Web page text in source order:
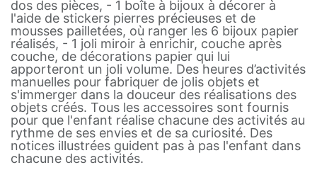
dos des pièces, - 1 boîte à bijoux à décorer à
l'aide de stickers pierres précieuses et de
mousses pailletées, où ranger les 6 bijoux papier
réalisés, - 1 joli miroir à enrichir, couche après
couche, de décorations papier qui lui
apporteront un joli volume. Des heures d’activités
manuelles pour fabriquer de jolis objets et
s'immerger dans la douceur des réalisations des
objets créés. Tous les accessoires sont fournis
pour que l'enfant réalise chacune des activités au
rythme de ses envies et de sa curiosité. Des
notices illustrées guident pas à pas l'enfant dans
chacune des activités.